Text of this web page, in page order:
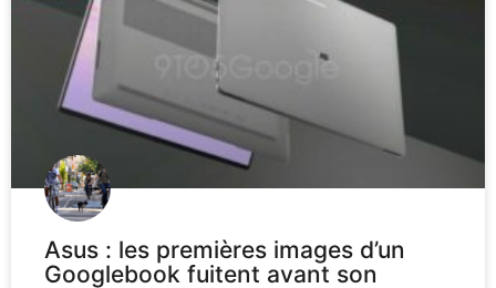
Asus : les premières images d’un
Googlebook fuitent avant son